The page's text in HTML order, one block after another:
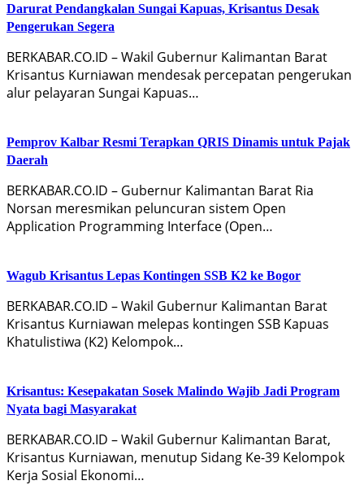
Darurat Pendangkalan Sungai Kapuas, Krisantus Desak
Pengerukan Segera
BERKABAR.CO.ID – Wakil Gubernur Kalimantan Barat
Krisantus Kurniawan mendesak percepatan pengerukan
alur pelayaran Sungai Kapuas…
Pemprov Kalbar Resmi Terapkan QRIS Dinamis untuk Pajak
Daerah
BERKABAR.CO.ID – Gubernur Kalimantan Barat Ria
Norsan meresmikan peluncuran sistem Open
Application Programming Interface (Open…
Wagub Krisantus Lepas Kontingen SSB K2 ke Bogor
BERKABAR.CO.ID – Wakil Gubernur Kalimantan Barat
Krisantus Kurniawan melepas kontingen SSB Kapuas
Khatulistiwa (K2) Kelompok…
Krisantus: Kesepakatan Sosek Malindo Wajib Jadi Program
Nyata bagi Masyarakat
BERKABAR.CO.ID – Wakil Gubernur Kalimantan Barat,
Krisantus Kurniawan, menutup Sidang Ke-39 Kelompok
Kerja Sosial Ekonomi…